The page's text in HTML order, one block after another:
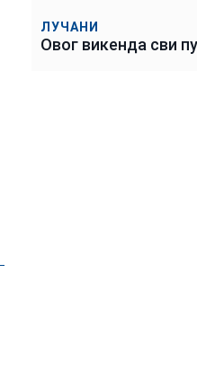
ЛУЧАНИ
Овог викенда сви